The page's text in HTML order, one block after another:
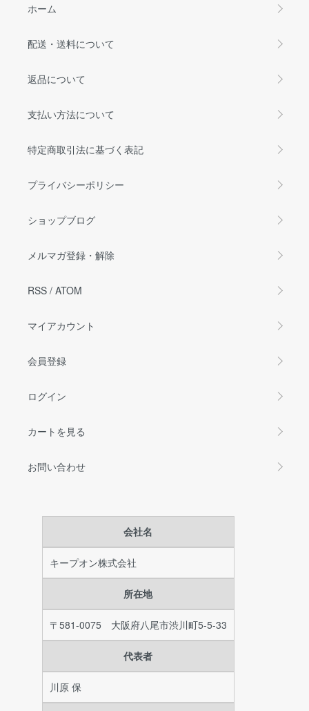
ホーム
配送・送料について
返品について
支払い方法について
特定商取引法に基づく表記
プライバシーポリシー
ショップブログ
メルマガ登録・解除
RSS / ATOM
マイアカウント
会員登録
ログイン
カートを見る
お問い合わせ
会社名
キープオン株式会社
所在地
〒581-0075 大阪府八尾市渋川町5-5-33
代表者
川原 保